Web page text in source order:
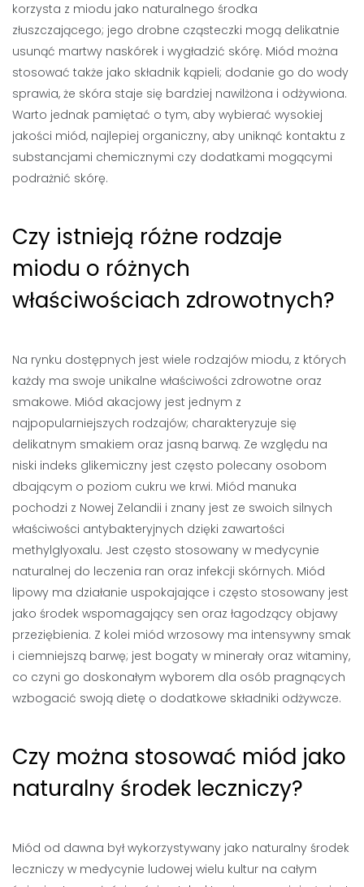
korzysta z miodu jako naturalnego środka
złuszczającego; jego drobne cząsteczki mogą delikatnie
usunąć martwy naskórek i wygładzić skórę. Miód można
stosować także jako składnik kąpieli; dodanie go do wody
sprawia, że skóra staje się bardziej nawilżona i odżywiona.
Warto jednak pamiętać o tym, aby wybierać wysokiej
jakości miód, najlepiej organiczny, aby uniknąć kontaktu z
substancjami chemicznymi czy dodatkami mogącymi
podrażnić skórę.
Czy istnieją różne rodzaje
miodu o różnych
właściwościach zdrowotnych?
Na rynku dostępnych jest wiele rodzajów miodu, z których
każdy ma swoje unikalne właściwości zdrowotne oraz
smakowe. Miód akacjowy jest jednym z
najpopularniejszych rodzajów; charakteryzuje się
delikatnym smakiem oraz jasną barwą. Ze względu na
niski indeks glikemiczny jest często polecany osobom
dbającym o poziom cukru we krwi. Miód manuka
pochodzi z Nowej Zelandii i znany jest ze swoich silnych
właściwości antybakteryjnych dzięki zawartości
methylglyoxalu. Jest często stosowany w medycynie
naturalnej do leczenia ran oraz infekcji skórnych. Miód
lipowy ma działanie uspokajające i często stosowany jest
jako środek wspomagający sen oraz łagodzący objawy
przeziębienia. Z kolei miód wrzosowy ma intensywny smak
i ciemniejszą barwę; jest bogaty w minerały oraz witaminy,
co czyni go doskonałym wyborem dla osób pragnących
wzbogacić swoją dietę o dodatkowe składniki odżywcze.
Czy można stosować miód jako
naturalny środek leczniczy?
Miód od dawna był wykorzystywany jako naturalny środek
leczniczy w medycynie ludowej wielu kultur na całym